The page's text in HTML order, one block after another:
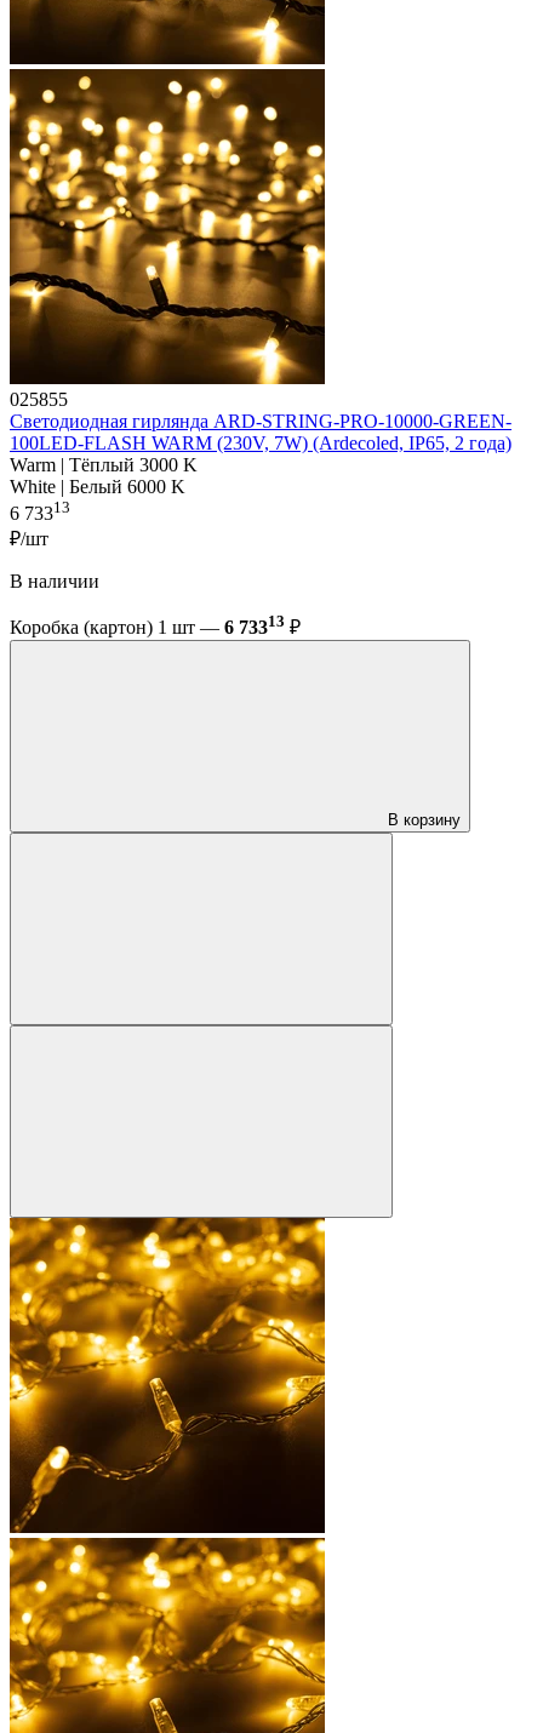
025855
Светодиодная гирлянда ARD-STRING-PRO-10000-GREEN-
100LED-FLASH WARM (230V, 7W) (Ardecoled, IP65, 2 года)
Warm | Тёплый 3000 K
White | Белый 6000 K
6 73313
₽/шт
В наличии
Коробка (картон) 1 шт — 6 73313 ₽
В корзину